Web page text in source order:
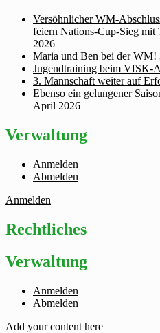
Versöhnlicher
feiern Nations‑Cup‑Sieg mit
2026
Maria und Ben bei der WM!
Jugendtraining beim VfSK-
3. Mannschaft weiter auf
Ebenso ein gelungener
April 2026
Verwaltung
Anmelden
Abmelden
Anmelden
Rechtliches
Verwaltung
Anmelden
Abmelden
Add your content here